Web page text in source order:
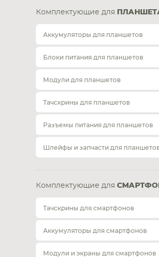
Комплектующие для
Аккумуляторы для планшетов
Блоки питания для планшетов
Модули для планшетов
Тачскрины для планшетов
Разъемы питания для планшетов
Шлейфы и запчасти для
Комплектующие для
Тачскрины для смартфонов
Аккумуляторы для смартфонов
Модули и экраны для смартфонов